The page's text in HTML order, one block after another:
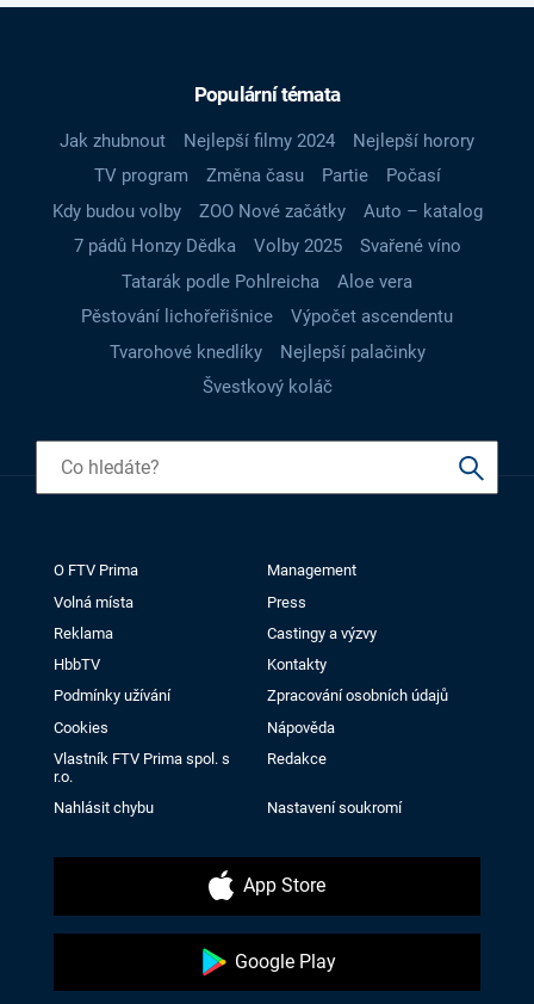
Populární témata
Jak zhubnout Nejlepší filmy 2024
Nejlepší horory
TV program
Změna času Partie
Počasí
Kdy budou volby
ZOO Nové začátky
Auto – katalog
7 pádů Honzy Dědka
Volby 2025
Svařené víno
Tatarák podle Pohlreicha
Aloe vera
Pěstování lichořeřišnice
Výpočet ascendentu
Tvarohové knedlíky
Nejlepší palačinky
Švestkový koláč
O FTV Prima
Management
Volná místa
Press
Reklama
Castingy a výzvy
HbbTV
Kontakty
Podmínky užívání
Zpracování osobních údajů
Cookies
Nápověda
Vlastník FTV Prima spol. s
r.o.
Redakce
Nahlásit chybu Nastavení soukromí
App Store
Google Play